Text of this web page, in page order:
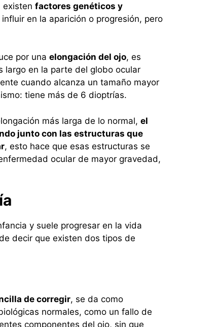
existen factores genéticos y
en la aparición o progresión, pero
por una elongación del ojo, es
largo en la parte del globo ocular
cuando alcanza un tamaño mayor
tiene más de 6 dioptrías.
más larga de lo normal, el
junto con las estructuras que
, esto hace que esas estructuras se
ocular de mayor gravedad,
y suele progresar en la vida
decir que existen dos tipos de
de corregir, se da como
normales, como un fallo de
componentes del ojo, sin que